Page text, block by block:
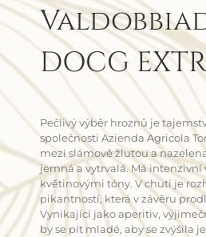
DOCG
Pečlivý výběr hroznů je
společnosti Azienda Agricola
mezi slámově žlutou a
jemná a vytrvalá. Má intenzivní
květinovými tóny. V chuti je
pikantností, která v závěru
Vynikající jako aperitiv,
by se pít mladé, aby se zvýšila